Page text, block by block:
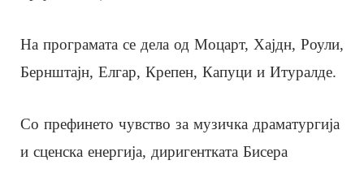
На програмата се дела од Моцарт, Хајдн, Роули,
Бернштајн, Елгар, Крепен, Капуци и Итуралде.
Со префинето чувство за музичка драматургија
и сценска енергија, диригентката Бисера